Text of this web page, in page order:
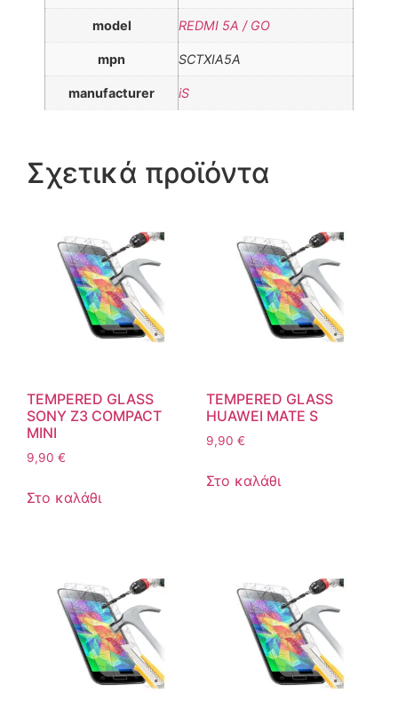
model REDMI 5A / GO
mpn SCTXIA5A
manufacturer iS
Σχετικά προϊόντα
TEMPERED GLASS
SONY Z3 COMPACT
MINI
9,90 €
Στο καλάθι
TEMPERED GLASS
HUAWEI MATE S
9,90 €
Στο καλάθι